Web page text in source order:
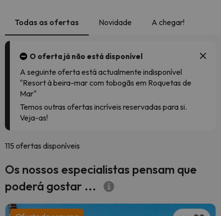
Todas as ofertas Novidade A chegar!
O oferta já não está disponível
A seguinte oferta está actualmente indisponível
"Resort à beira-mar com tobogãs em Roquetas de
Mar"
Temos outras ofertas incríveis reservadas para si.
Veja-as!
115 ofertas disponíveis
Os nossos especialistas pensam que
poderá gostar ...